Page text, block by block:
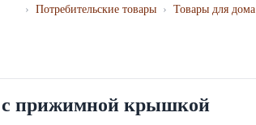
› Потребительские товары › Товары для дома
с прижимной крышкой